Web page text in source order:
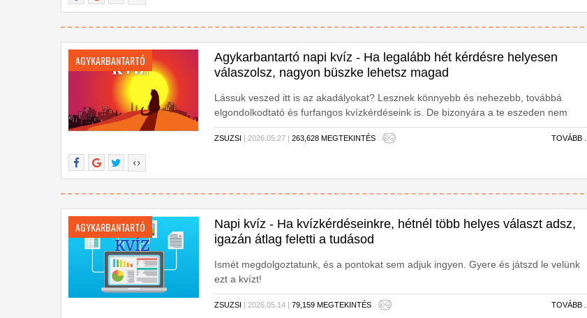
AGYKARBANTARTÓ
Agykarbantartó napi kvíz - Ha legalább hét kérdésre helyesen
válaszolsz, nagyon büszke lehetsz magad
Lássuk veszed itt is az akadályokat? Lesznek könnyebb és nehezebb, továbbá
elgondolkodtató és furfangos kvízkérdéseink is. De bizonyára a te eszeden nem
lehet túljárni. Próbáld ki, hogy megtudd!
ZSUZSI | 2026.05.27 |263,628 MEGTEKINTÉS TOVÁBB ...
AGYKARBANTARTÓ
Napi kvíz - Ha kvízkérdéseinkre, hétnél több helyes választ adsz,
igazán átlag feletti a tudásod
Ismét megdolgoztatunk, és a pontokat sem adjuk ingyen. Gyere és játszd le velünk
ezt a kvízt!
ZSUZSI | 2026.05.14 |79,159 MEGTEKINTÉS TOVÁBB ...